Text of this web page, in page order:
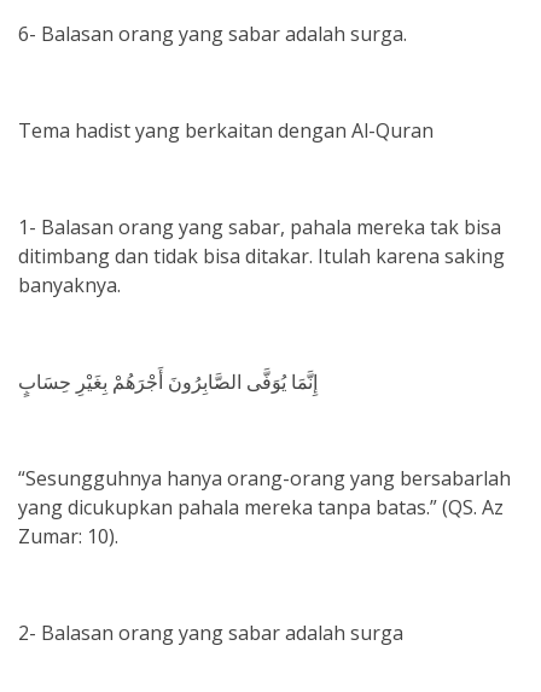
6- Balasan orang yang sabar adalah surga.
Tema hadist yang berkaitan dengan Al-Quran
1- Balasan orang yang sabar, pahala mereka tak bisa
ditimbang dan tidak bisa ditakar. Itulah karena saking
banyaknya.
إِنَّمَا يُوَفَّى الصَّابِرُونَ أَجْرَهُمْ بِغَيْرِ حِسَابٍ
“Sesungguhnya hanya orang-orang yang bersabarlah
yang dicukupkan pahala mereka tanpa batas.” (QS. Az
Zumar: 10).
2- Balasan orang yang sabar adalah surga